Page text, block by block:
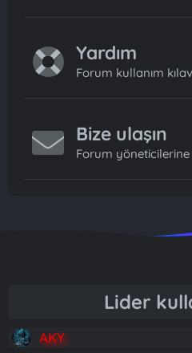
Yardım
Forum kullanım
Bize ulaşın
Forum yöneticilerine
Lider
AKY